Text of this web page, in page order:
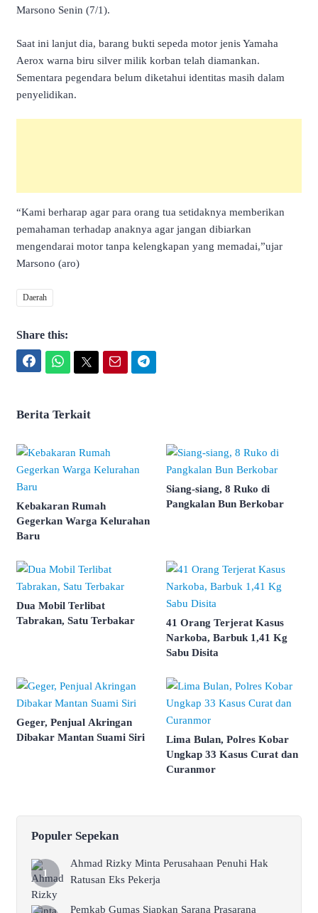
Marsono Senin (7/1).
Saat ini lanjut dia, barang bukti sepeda motor jenis Yamaha
Aerox warna biru silver milik korban telah diamankan.
Sementara pegendara belum diketahui identitas masih dalam
penyelidikan.
“Kami berharap agar para orang tua setidaknya memberikan
pemahaman terhadap anaknya agar jangan dibiarkan
mengendarai motor tanpa kelengkapan yang memadai,”ujar
Marsono (aro)
Daerah
Share this:
Berita Terkait
Kebakaran Rumah
Gegerkan Warga Kelurahan
Baru
Siang-siang, 8 Ruko di
Pangkalan Bun Berkobar
Dua Mobil Terlibat
Tabrakan, Satu Terbakar
41 Orang Terjerat Kasus
Narkoba, Barbuk 1,41 Kg
Sabu Disita
Geger, Penjual Akringan
Dibakar Mantan Suami Siri
Lima Bulan, Polres Kobar
Ungkap 33 Kasus Curat dan
Curanmor
Populer Sepekan
Ahmad Rizky Minta Perusahaan Penuhi Hak
Ratusan Eks Pekerja
Pemkab Gumas Siapkan Sarana Prasarana